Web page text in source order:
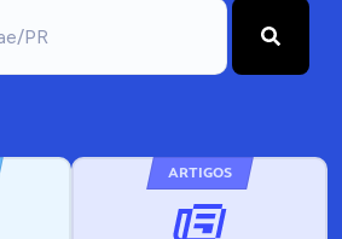
ARTIGOS